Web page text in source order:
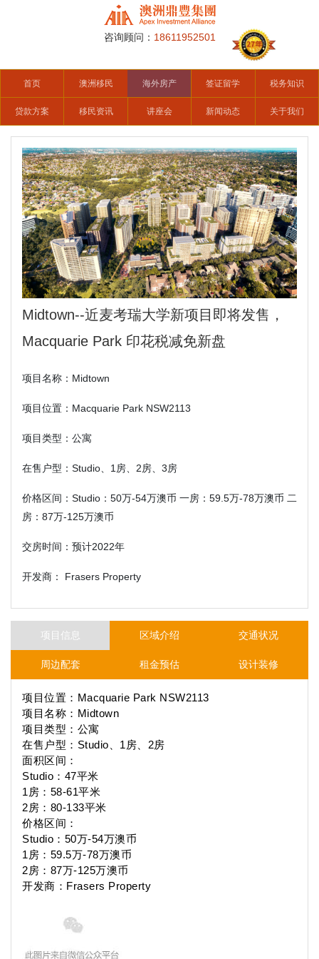
咨询顾问： 18611952501
首页 澳洲移民 海外房产 签证留学 税务知识
贷款方案 移民资讯 讲座会 新闻动态 关于我们
Midtown--近麦考瑞大学新项目即将发售，
Macquarie Park 印花税减免新盘
项目名称：Midtown
项目位置：Macquarie Park NSW2113
项目类型：公寓
在售户型：Studio、1房、2房、3房
价格区间：Studio：50万-54万澳币 一房：59.5万-78万澳币 二
房：87万-125万澳币
交房时间：预计2022年
开发商： Frasers Property
项目信息 区域介绍 交通状况
周边配套 租金预估 设计装修
项目位置：Macquarie Park NSW2113
项目名称：Midtown
项目类型：公寓
在售户型：Studio
1房、2房
面积区间：
Studio：47平米
1房：58-61平米
2房：80-133平米
价格区间：
Studio：50万-54万澳币
1房：59.5万-78万澳币
2房：87万-125万澳币
开发商：Frasers Property